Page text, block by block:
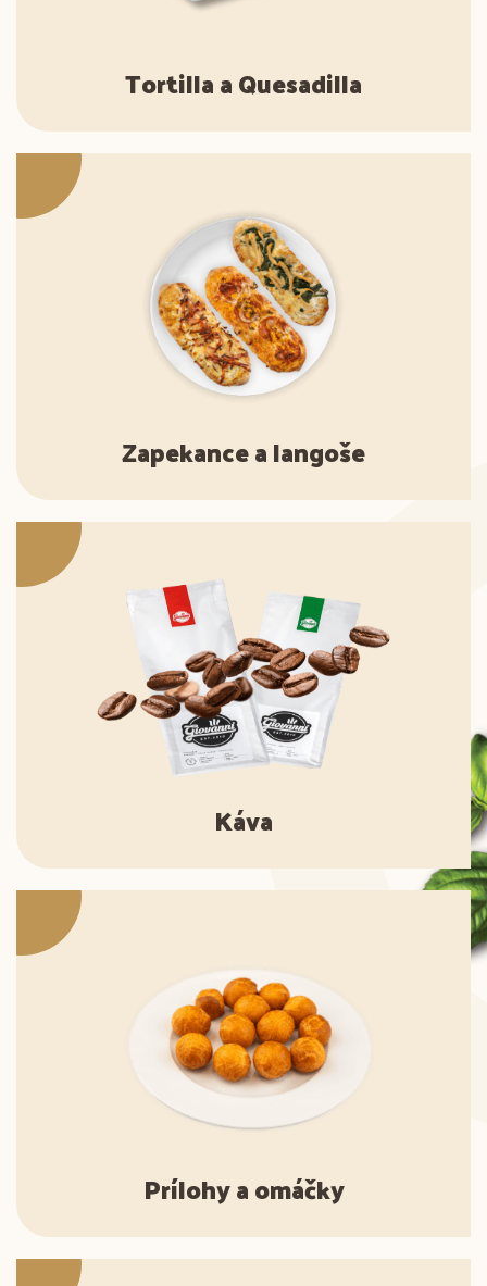
Tortilla a Quesadilla
Zapekance a langoše
Káva
Prílohy a omáčky